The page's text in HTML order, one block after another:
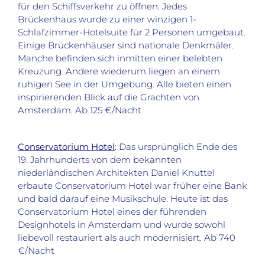
für den Schiffsverkehr zu öffnen. Jedes
Brückenhaus wurde zu einer winzigen 1-
Schlafzimmer-Hotelsuite für 2 Personen umgebaut.
Einige Brückenhäuser sind nationale Denkmäler.
Manche befinden sich inmitten einer belebten
Kreuzung. Andere wiederum liegen an einem
ruhigen See in der Umgebung. Alle bieten einen
inspirierenden Blick auf die Grachten von
Amsterdam. Ab 125 €/Nacht
Conservatorium Hotel: Das ursprünglich Ende des
19. Jahrhunderts von dem bekannten
niederländischen Architekten Daniel Knuttel
erbaute Conservatorium Hotel war früher eine Bank
und bald darauf eine Musikschule. Heute ist das
Conservatorium Hotel eines der führenden
Designhotels in Amsterdam und wurde sowohl
liebevoll restauriert als auch modernisiert. Ab 740
€/Nacht